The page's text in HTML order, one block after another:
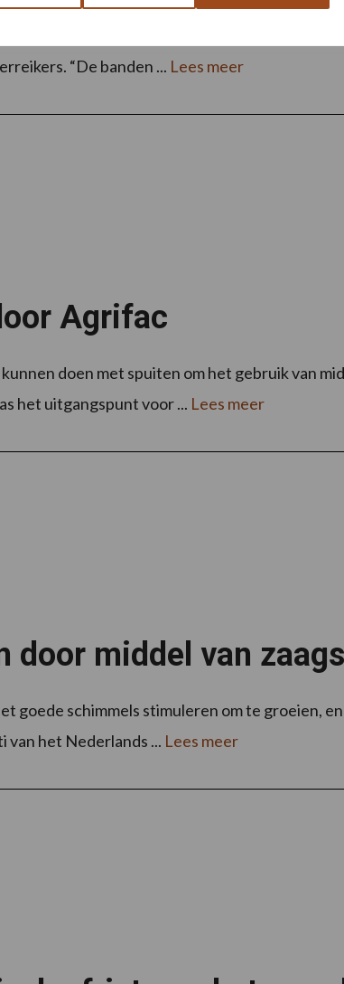
als optie voor het assortiment MLT NewAg
“De banden ... Lees meer
Agrifac
doen met spuiten om het gebruik van
het uitgangspunt voor ... Lees meer
middel van
goede schimmels stimuleren om te groeien,
het Nederlands ... Lees meer